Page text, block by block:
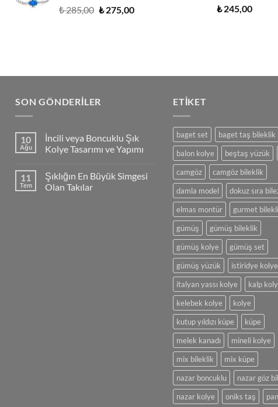
₺285,00 Orijinal
₺275,00Şu
₺245,00
SON GÖNDERILER
10
Ağu
İncili veya Boncuklu Şık
Kolye Tasarımı ve Yapımı
İncili
veya
Boncuklu
11
Tem
Şıklığın En Büyük Simgesi
Olan Takılar
ETIKET
baget set
baget taş bileklik
balon kolye
beştaş yüzük
camgöz
camgöz bileklik
damla model
dokuz sıra
elmas montür
gurmet
gümüş
gümüş bileklik
gümüş kolye
gümüş set
gümüş yüzük
istiridye kolye
italyan yassı kolye
kalp
kelebek kolye
kolye
kutup yıldızı küpe
küpe
melek kanadı
mineli kolye
mix bileklik
mix küpe
nazar boncuklu
nazar göz
nazar kolye
oniks taş